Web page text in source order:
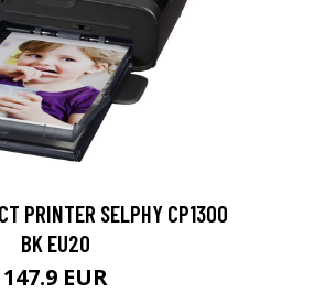
PRINTER SELPHY CP1300
BK EU20
147.9 EUR